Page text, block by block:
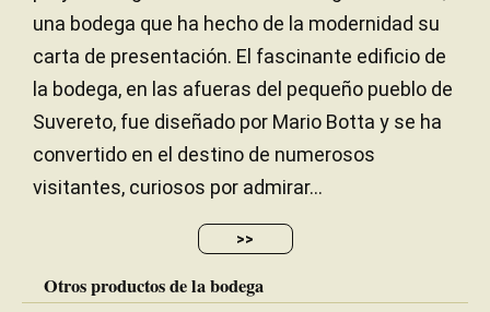
una bodega que ha hecho de la modernidad su
carta de presentación. El fascinante edificio de
la bodega, en las afueras del pequeño pueblo de
Suvereto, fue diseñado por Mario Botta y se ha
convertido en el destino de numerosos
visitantes, curiosos por admirar...
>>
Otros productos de la bodega